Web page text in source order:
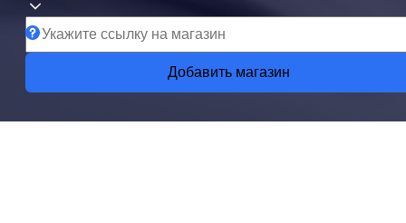
Добавить магазин